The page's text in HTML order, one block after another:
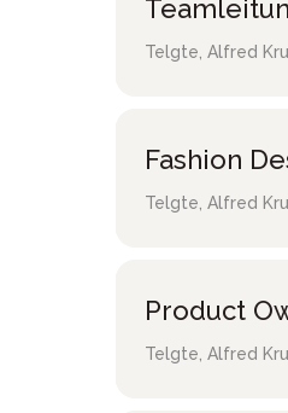
Telgte Alfred
Fashion
Telgte Alfred
Product
Telgte Alfred